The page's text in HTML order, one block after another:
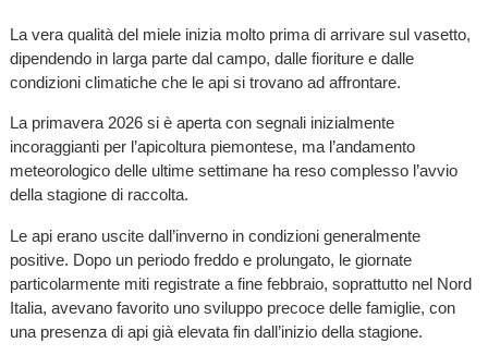
La vera qualità del miele inizia molto prima di arrivare sul vasetto,
dipendendo in larga parte dal campo, dalle fioriture e dalle
condizioni climatiche che le api si trovano ad affrontare.
La primavera 2026 si è aperta con segnali inizialmente
incoraggianti per l’apicoltura piemontese, ma l’andamento
meteorologico delle ultime settimane ha reso complesso l’avvio
della stagione di raccolta.
Le api erano uscite dall’inverno in condizioni generalmente
positive. Dopo un periodo freddo e prolungato, le giornate
particolarmente miti registrate a fine febbraio, soprattutto nel Nord
Italia, avevano favorito uno sviluppo precoce delle famiglie, con
una presenza di api già elevata fin dall’inizio della stagione.